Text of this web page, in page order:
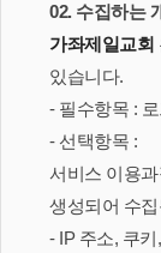
02. 수집하는
가좌제일교회
있습니다.
- 필수항목 :
- 선택항목 :
서비스 이용
생성되어 수
- IP 주소, 쿠